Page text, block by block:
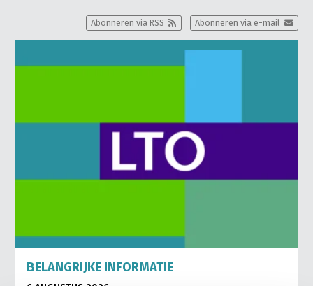
Abonneren via e-mail
Abonneren via RSS
BELANGRIJKE INFORMATIE